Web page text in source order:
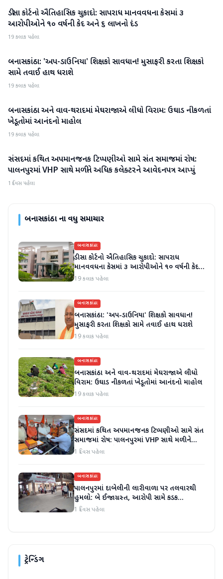
બનાસકાંઠા
ડીસા કોર્ટનો ઐતિહાસિક ચુકાદો: સાપરાધ માનવવધના કેસમાં ૩
આરોપીઓને ૧૦ વર્ષની કેદ અને ૬ લાખનો દંડ
19 કલાક પહેલા
બનાસકાંઠા
બનાસકાંઠા: 'અપ-ડાઉનિયા' શિક્ષકો સાવધાન! મુસાફરી કરતા શિક્ષકો
સામે તવાઈ હાથ ધરાશે
19 કલાક પહેલા
બનાસકાંઠા
બનાસકાંઠા અને વાવ-થરાદમાં મેઘરાજાએ લીધો વિરામ: ઉઘાડ નીકળતાં
ખેડૂતોમાં આનંદનો માહોલ
19 કલાક પહેલા
બનાસકાંઠા
સંસદમાં કથિત અપમાનજનક ટિપ્પણીઓ સામે સંત સમાજમાં રોષ:
પાલનપુરમાં VHP સાથે મળીને અધિક કલેક્ટરને આવેદનપત્ર આપ્યું
1 દિવસ પહેલા
બનાસકાંઠાના વધુ સમાચાર
બનાસકાંઠા
ડીસા કોર્ટનો ઐતિહાસિક ચુકાદો: સાપરાધ
માનવવધના કેસમાં ૩ આરોપીઓને ૧૦ વર્ષની કેદ
અને ૬ લાખનો દંડ
19 કલાક પહેલા
બનાસકાંઠા
બનાસકાંઠા: 'અપ-ડાઉનિયા' શિક્ષકો સાવધાન!
મુસાફરી કરતા શિક્ષકો સામે તવાઈ હાથ ધરાશે
19 કલાક પહેલા
બનાસકાંઠા
બનાસકાંઠા અને વાવ-થરાદમાં મેઘરાજાએ લીધો
વિરામ: ઉઘાડ નીકળતાં ખેડૂતોમાં આનંદનો માહોલ
19 કલાક પહેલા
બનાસકાંઠા
સંસદમાં કથિત અપમાનજનક ટિપ્પણીઓ સામે સંત
સમાજમાં રોષ: પાલનપુરમાં VHP સાથે મળીને
અધિક કલેક્ટરને આવેદનપત્ર આપ્યું
1 દિવસ પહેલા
બનાસકાંઠા
પાલનપુરમાં દાબેલીની લારીવાળા પર તલવારથી
હુમલો: બે ઈજાગ્રસ્ત, આરોપી સામે કડક
કાર્યવાહીની માંગ
1 દિવસ પહેલા
ટ્રેન્ડિંગ